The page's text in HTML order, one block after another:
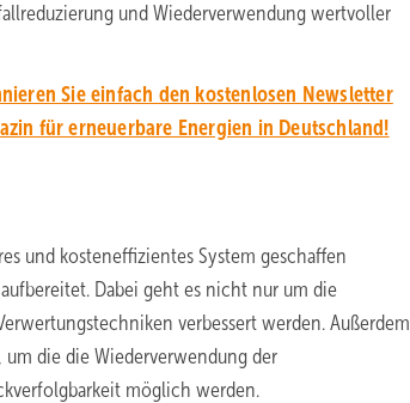
und Wiederverwendung wertvoller
Sie einfach den kostenlosen Newsletter
für erneuerbare Energien in Deutschland!
und kosteneffizientes System geschaffen
Dabei geht es nicht nur um die
verbessert werden. Außerdem
die die Wiederverwendung der
möglich werden.